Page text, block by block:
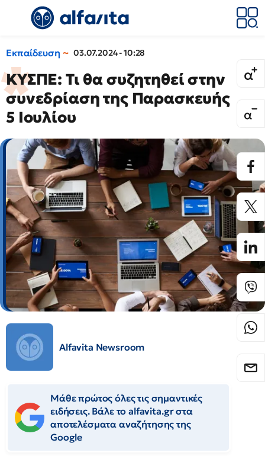
Εκπαίδευση 03.07.2024 - 10:28
ΚΥΣΠΕ: Τι θα συζητηθεί στην
συνεδρίαση της Παρασκευής
5 Ιουλίου
Alfavita Newsroom
Μάθε πρώτος όλες τις σημαντικές
ειδήσεις. Βάλε το alfavita.gr στα
αποτελέσματα αναζήτησης της
Google